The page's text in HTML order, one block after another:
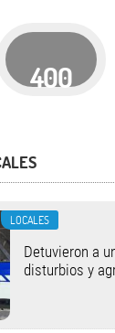
400
LOCALES
Detuvieron a
disturbios y